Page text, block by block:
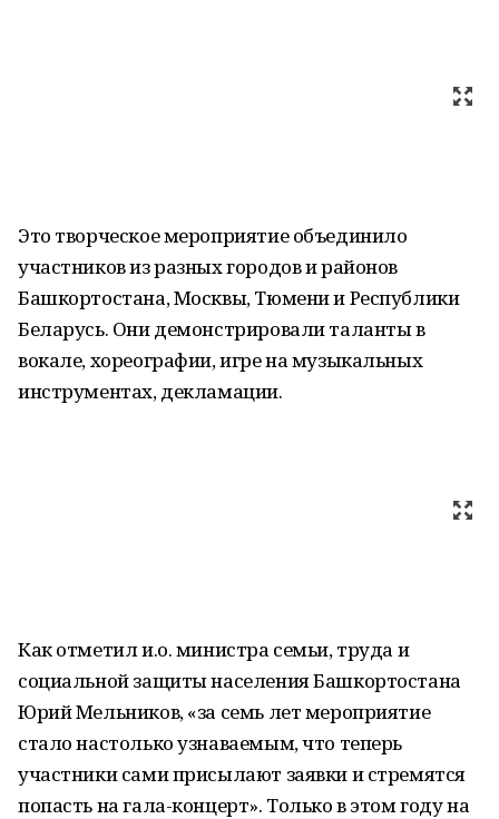
Это творческое мероприятие объединило
участников из разных городов и районов
Башкортостана, Москвы, Тюмени и Республики
Беларусь. Они демонстрировали таланты в
вокале, хореографии, игре на музыкальных
инструментах, декламации.
Как отметил и.о. министра семьи, труда и
социальной защиты населения Башкортостана
Юрий Мельников, «за семь лет мероприятие
стало настолько узнаваемым, что теперь
участники сами присылают заявки и стремятся
попасть на гала-концерт». Только в этом году на